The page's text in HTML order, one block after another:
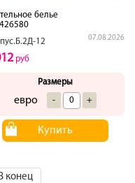
белье
12
07.08.2026
руб
Размеры
евро - +
Купить
В конец